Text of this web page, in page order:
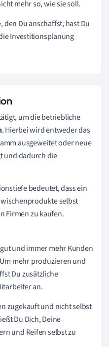
mehr so, wie sie soll.
den Du anschaffst, hast Du
Investitionsplanung
um die betriebliche
. Hierbei wird entweder das
ausgeweitet oder neue
und dadurch die
bedeutet, dass ein
selbst
Firmen zu kaufen.
und immer mehr Kunden
mehr produzieren und
Du zusätzliche
an.
zugekauft und nicht selbst
Du Dich, Deine
und Reifen selbst zu